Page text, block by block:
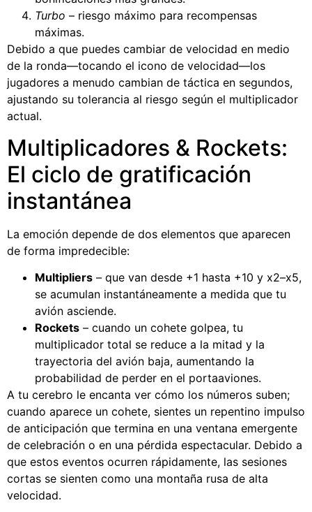
Turbo – riesgo máximo para recompensas
máximas.
Debido a que puedes cambiar de velocidad en medio
de la ronda—tocando el icono de velocidad—los
jugadores a menudo cambian de táctica en segundos,
ajustando su tolerancia al riesgo según el multiplicador
actual.
Multiplicadores & Rockets:
El ciclo de gratificación
instantánea
La emoción depende de dos elementos que aparecen
de forma impredecible:
Multipliers – que van desde +1 hasta +10 y x2–x5,
se acumulan instantáneamente a medida que tu
avión asciende.
Rockets – cuando un cohete golpea, tu
multiplicador total se reduce a la mitad y la
trayectoria del avión baja, aumentando la
probabilidad de perder en el portaaviones.
A tu cerebro le encanta ver cómo los números suben;
cuando aparece un cohete, sientes un repentino impulso
de anticipación que termina en una ventana emergente
de celebración o en una pérdida espectacular. Debido a
que estos eventos ocurren rápidamente, las sesiones
cortas se sienten como una montaña rusa de alta
velocidad.